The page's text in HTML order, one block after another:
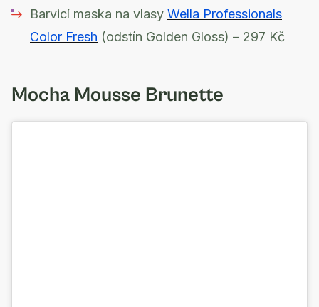
Barvicí maska na vlasy Wella Professionals
Color Fresh (odstín Golden Gloss) – 297 Kč
Mocha Mousse Brunette